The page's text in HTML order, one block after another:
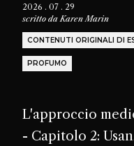
2026 . 07 . 29
scritto daKaren Marin
CONTENUTI ORIGINALI DI
PROFUMO
L'approccio
- Capitolo 2: